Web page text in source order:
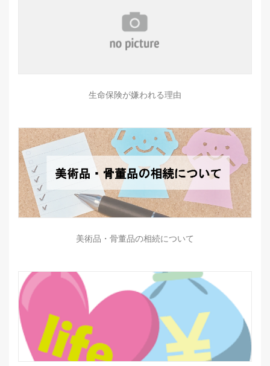
生命保険が嫌われる理由
美術品・骨董品の相続について